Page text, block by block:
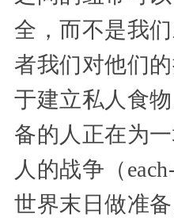
全，而不是我
者我们对他们
于建立私人食
备的人正在为
人的战争（
世界末日做准